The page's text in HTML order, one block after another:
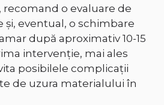
recomand o evaluare de
și, eventual, o schimbare
după aproximativ 10-15
intervenție, mai ales
posibilele complicații
de uzura materialului în